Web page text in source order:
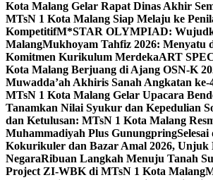
Kota Malang Gelar Rapat Dinas Akhir
MTsN 1 Kota Malang Siap Melaju ke
KompetitifM*STAR OLYMPIAD:
MalangMukhoyam Tahfiz 2026: Menyatu
Komitmen Kurikulum MerdekaART
Kota Malang Berjuang di Ajang OSN-K
Muwadda’ah Akhiris Sanah Angkatan ke-
MTsN 1 Kota Malang Gelar Upacara
Tanamkan Nilai Syukur dan Kepedulian
dan Ketulusan: MTsN 1 Kota Malang
Muhammadiyah Plus Gunungpring
Kokurikuler dan Bazar Amal 2026,
NegaraRibuan Langkah Menuju Tanah
Project ZI-WBK di MTsN 1 Kota Malang